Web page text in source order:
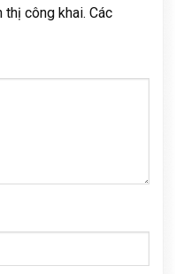
thị công khai. Các